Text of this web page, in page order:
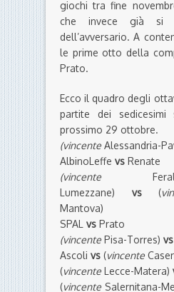
partite dei
prossimo 29 ottobre.
(vincenteAlessandria-
AlbinoLeffevsRenate
(vincente
Mantova)
SPALvsPrato
(vincentePisa-Torres)
Ascolivs(vincente
(vincenteLecce-Matera)
(vincente Salernitana-
Cosenza-Reggina)